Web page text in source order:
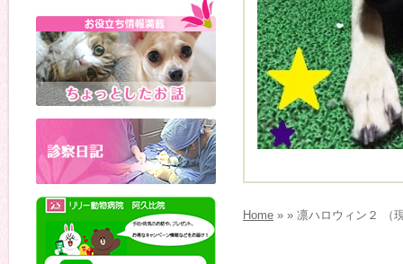
Home » » 凛ハロウィン２ （